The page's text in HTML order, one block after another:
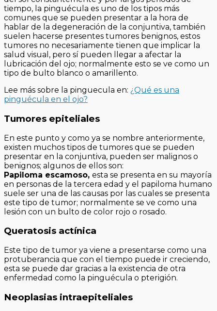
tiempo, la pinguécula es uno de los tipos más
comunes que se pueden presentar a la hora de
hablar de la degeneración de la conjuntiva, también
suelen hacerse presentes tumores benignos, estos
tumores no necesariamente tienen que implicar la
salud visual, pero sí pueden llegar a afectar la
lubricación del ojo; normalmente esto se ve como un
tipo de bulto blanco o amarillento.
Lee más sobre la pinguecula en: ¿Qué es una
pinguécula en el ojo?
Tumores epiteliales
En este punto y como ya se nombre anteriormente,
existen muchos tipos de tumores que se pueden
presentar en la conjuntiva, pueden ser malignos o
benignos; algunos de ellos son:
Papiloma escamoso, esta se presenta en su mayoría
en personas de la tercera edad y el papiloma humano
suele ser una de las causas por las cuales se presenta
este tipo de tumor; normalmente se ve como una
lesión con un bulto de color rojo o rosado.
Queratosis actínica
Este tipo de tumor ya viene a presentarse como una
protuberancia que con el tiempo puede ir creciendo,
esta se puede dar gracias a la existencia de otra
enfermedad como la pinguécula o pterigión.
Neoplasias intraepiteliales